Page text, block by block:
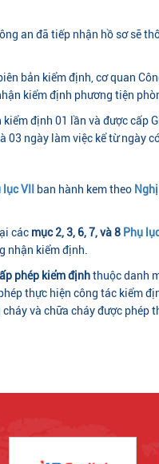
an đã tiếp nhận hồ sơ sẽ
bản kiểm định, cơ quan
kiểm định phương tiện
định 01 lần và được
ngày làm việc kể từ ngày
lục VII ban hành kem theo
các mục 2, 3, 6, 7, và 8 Phụ lục
nhận kiểm định.
phép kiểm địnhthuộc danh
thực hiện công tác kiểm
và chữa cháy được